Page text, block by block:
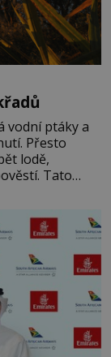
vodní ptáky a
Přesto
lodě,
Tato